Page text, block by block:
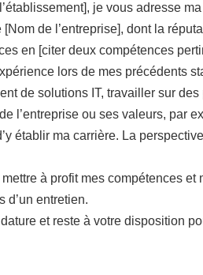
je vous adresse
de l’entreprise], dont la
en [citer deux compétences
lors de mes précédents
de solutions IT, travailler sur
ou ses valeurs, par
établir ma carrière. La
à profit mes compétences
d’un entretien.
et reste à votre disposition